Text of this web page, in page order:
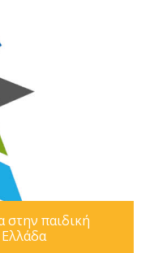
στην παιδική